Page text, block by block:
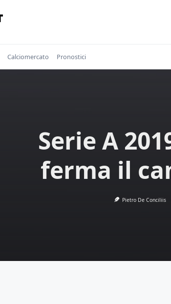
Calciomercato Pronostici
Serie A
ferma il
Pietro De Conciliis